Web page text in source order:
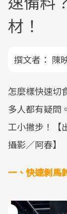
材！
撰文者： 陳
怎麼樣快速切
多人都有疑問
工小撇步！【
攝影／阿春】
一、快速剝馬